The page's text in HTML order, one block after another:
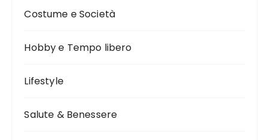
Costume e Società
Hobby e Tempo libero
Lifestyle
Salute & Benessere